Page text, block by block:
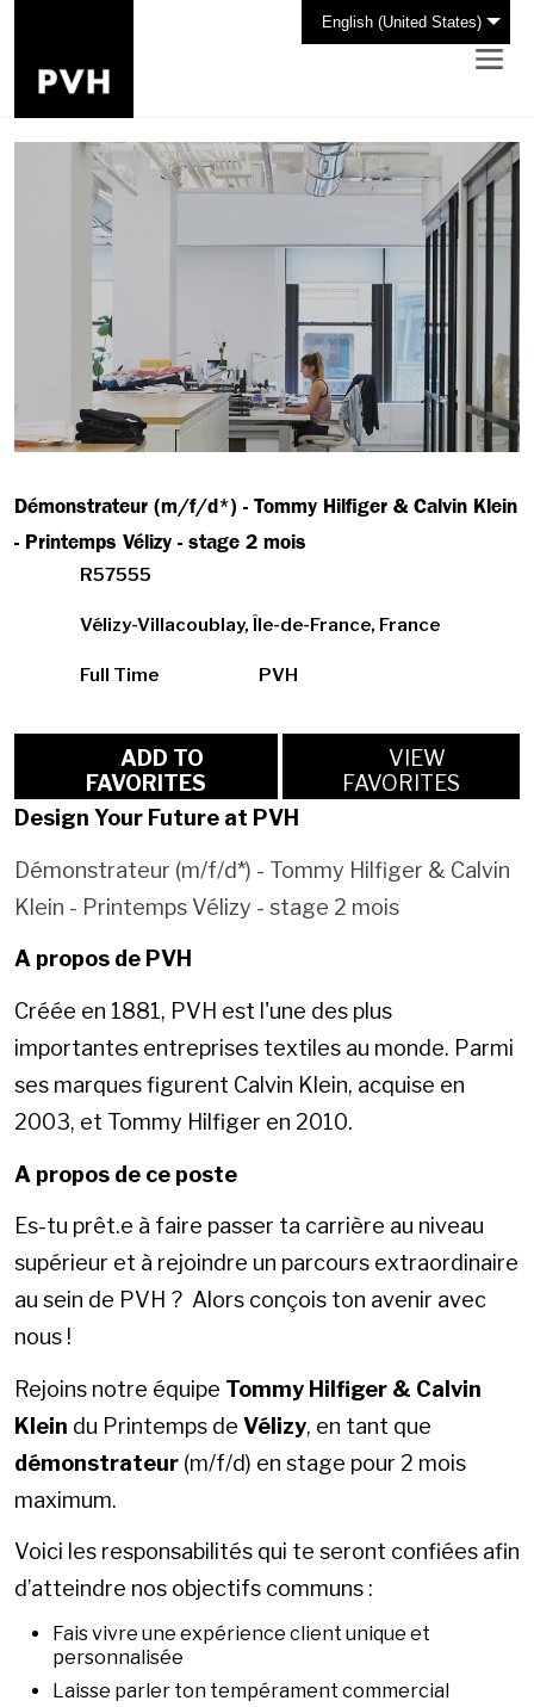
English (United States)
Démonstrateur (m/f/d*) - Tommy Hilfiger & Calvin Klein
- Printemps Vélizy - stage 2 mois
R57555
Vélizy-Villacoublay, Île-de-France, France
Full Time PVH
FAVORITES
VIEW
FAVORITES
Design Your Future at PVH
Démonstrateur (m/f/d*) - Tommy Hilfiger & Calvin
Klein - Printemps Vélizy - stage 2 mois
A propos de PVH
Créée en 1881, PVH est l'une des plus
importantes entreprises textiles au monde. Parmi
ses marques figurent Calvin Klein, acquise en
2003, et Tommy Hilfiger en 2010.
A propos de ce poste
Es-tu prêt.e à faire passer ta carrière au niveau
supérieur et à rejoindre un parcours extraordinaire
au sein de PVH ? Alors conçois ton avenir avec
nous !
Rejoins notre équipe Tommy Hilfiger & Calvin
Klein du Printemps de Vélizy, en tant que
démonstrateur (m/f/d) en stage pour 2 mois
maximum.
Voici les responsabilités qui te seront confiées afin
d’atteindre nos objectifs communs :
Fais vivre une expérience client unique et
personnalisée
Laisse parler ton tempérament commercial